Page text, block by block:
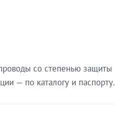
со степенью защиты
— по каталогу и паспорту.